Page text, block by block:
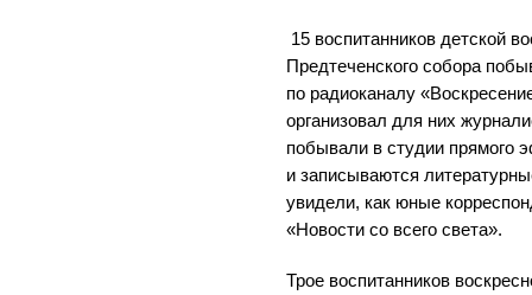
15 воспитанников детской
Предтеченского собора
по радиоканалу
организовал для них
побывали в студии прямого
и записываются
увидели, как юные
«Новости со всего света».
Трое воспитанников